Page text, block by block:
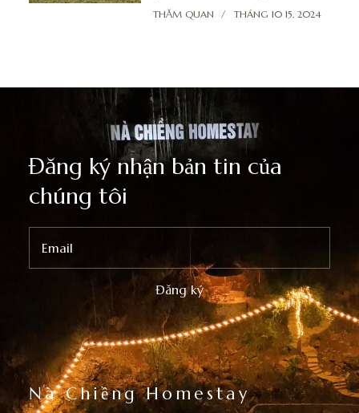
THĂM QUAN THÁNG 10 15, 2024
Đăng ký nhận bản tin của
chúng tôi
Nà Chiềng Homestay